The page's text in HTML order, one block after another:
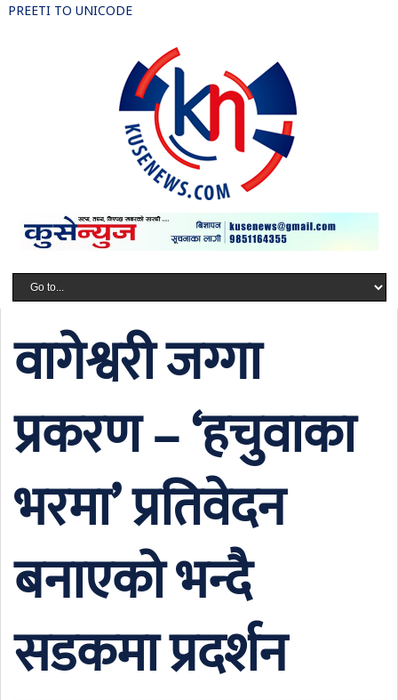
PREETI TO UNICODE
वागेश्वरी जग्गा
प्रकरण – ‘हचुवाका
भरमा’ प्रतिवेदन
बनाएको भन्दै
सडकमा प्रदर्शन